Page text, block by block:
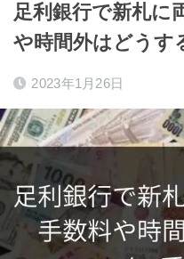
足利銀行で新札に
や時間外はどうす
2023年1月26日